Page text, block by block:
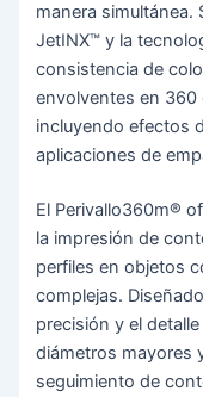
manera simultánea.
JetINX™ y la
consistencia de
envolventes en
incluyendo efectos
aplicaciones de
El Perivallo360m®
la impresión de
perfiles en objetos
complejas.
precisión y el
diámetros mayores
seguimiento de